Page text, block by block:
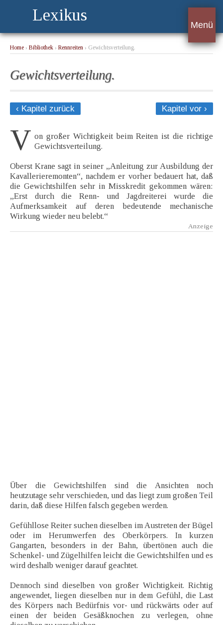
Lexikus
Menü
Home › Bibliothek › Rennreiten › Gewichtsverteilung.
Gewichtsverteilung.
‹ Kapitel zurück Kapitel vor ›
V on großer Wichtigkeit beim Reiten ist die richtige
Gewichtsverteilung.
Oberst Krane sagt in seiner „Anleitung zur Ausbildung der
Kavallerieremonten“, nachdem er vorher bedauert hat, daß
die Gewichtshilfen sehr in Misskredit gekommen wären:
„Erst durch die Renn- und Jagdreiterei wurde die
Aufmerksamkeit auf deren bedeutende mechanische
Wirkung wieder neu belebt.“
Über die Gewichtshilfen sind die Ansichten noch
heutzutage sehr verschieden, und das liegt zum großen Teil
darin, daß diese Hilfen falsch gegeben werden.
Gefühllose Reiter suchen dieselben im Austreten der Bügel
oder im Herumwerfen des Oberkörpers. In kurzen
Gangarten, besonders in der Bahn, übertönen auch die
Schenkel- und Zügelhilfen leicht die Gewichtshilfen und es
wird deshalb weniger darauf geachtet.
Dennoch sind dieselben von großer Wichtigkeit. Richtig
angewendet, liegen dieselben nur in dem Gefühl, die Last
des Körpers nach Bedürfnis vor- und rückwärts oder auf
einen der beiden Gesäßknochen zu verlegen, ohne